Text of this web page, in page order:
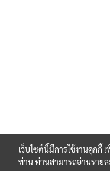
เว็บไซต์นี้มีการใช้งานคุกกี้
ท่าน ท่านสามารถอ่านรายล